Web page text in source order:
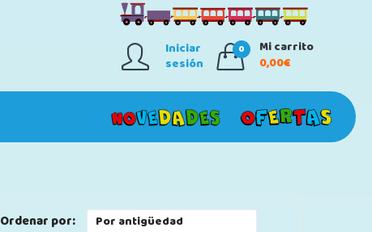
Iniciar
sesión
0
Mi carrito
0,00€
Ordenar por: